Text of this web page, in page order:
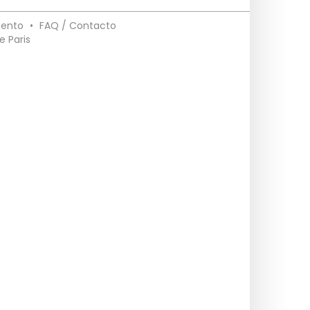
• FAQ / Contacto
Paris